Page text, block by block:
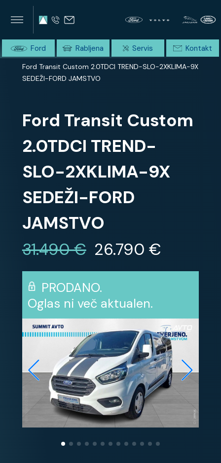
SUMMIT AVTO
Home
Domov
Celotna ponudba
Ford Transit Custom 2.0TDCI TREND-SLO-2XKLIMA-9X
SEDEŽI-FORD JAMSTVO
Ford Transit Custom
2.0TDCI TREND-
SLO-2XKLIMA-9X
SEDEŽI-FORD
JAMSTVO
31.490 € 26.790 €
PRODANO.
Oglas ni več aktualen.
Ford Rabljena Servis Kontakt
×
×